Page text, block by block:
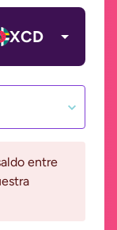
XCD
entre